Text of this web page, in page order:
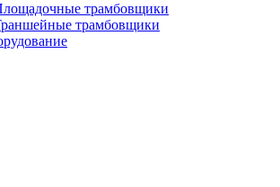
трамбовщики
трамбовщики